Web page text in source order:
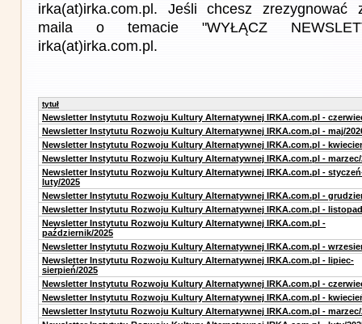
irka(at)irka.com.pl. Jeśli chcesz zrezygnować
maila o temacie "WYŁĄCZ
irka(at)irka.com.pl.
tytuł
Newsletter Instytutu Rozwoju Kultury Alternatywnej IRKA.com.pl -
Newsletter Instytutu Rozwoju Kultury Alternatywnej IRKA.com.pl - maj/
Newsletter Instytutu Rozwoju Kultury Alternatywnej IRKA.com.pl -
Newsletter Instytutu Rozwoju Kultury Alternatywnej IRKA.com.pl - marzec/
Newsletter Instytutu Rozwoju Kultury Alternatywnej IRKA.com.pl -
luty/2025
Newsletter Instytutu Rozwoju Kultury Alternatywnej IRKA.com.pl -
Newsletter Instytutu Rozwoju Kultury Alternatywnej IRKA.com.pl -
Newsletter Instytutu Rozwoju Kultury Alternatywnej IRKA.com.pl -
październik/2025
Newsletter Instytutu Rozwoju Kultury Alternatywnej IRKA.com.pl -
Newsletter Instytutu Rozwoju Kultury Alternatywnej IRKA.com.pl - lipiec-
sierpień/2025
Newsletter Instytutu Rozwoju Kultury Alternatywnej IRKA.com.pl -
Newsletter Instytutu Rozwoju Kultury Alternatywnej IRKA.com.pl -
Newsletter Instytutu Rozwoju Kultury Alternatywnej IRKA.com.pl - marzec/